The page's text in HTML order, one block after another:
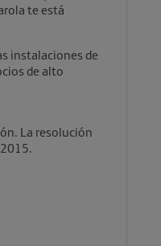
te está
instalaciones de
de alto
La resolución